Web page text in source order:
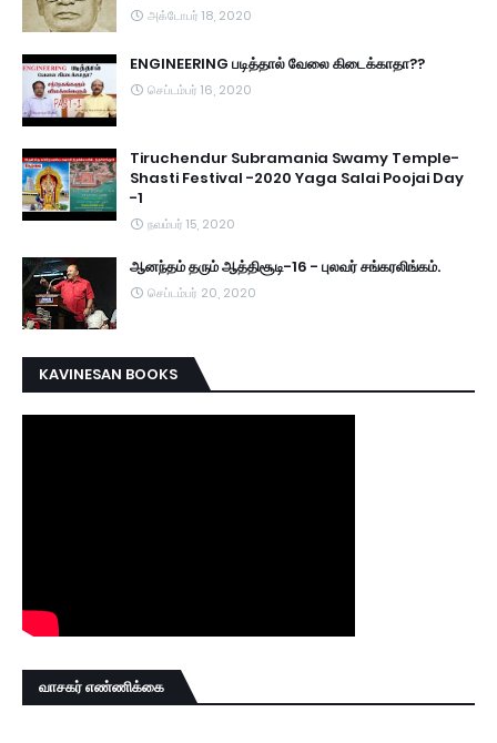
அக்டோபர் 18, 2020
ENGINEERING படித்தால் வேலை கிடைக்காதா??
செப்டம்பர் 16, 2020
Tiruchendur Subramania Swamy Temple-
Shasti Festival -2020 Yaga Salai Poojai Day
-1
நவம்பர் 15, 2020
ஆனந்தம் தரும் ஆத்திசூடி-16 - புலவர் சங்கரலிங்கம்.
செப்டம்பர் 20, 2020
KAVINESAN BOOKS
வாசகர் எண்ணிக்கை